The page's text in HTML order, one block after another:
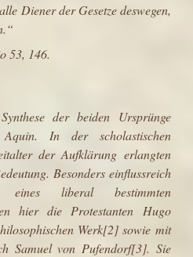
Diener der Gesetze deswegen,
53, 146.
der beiden Ursprünge
. In der scholastischen
der Aufklärung erlangten
Besonders einflussreich
liberal bestimmten
hier die Protestanten
Hugo
Werk[2] sowie mit
Samuel von Pufendorf[3]. Sie